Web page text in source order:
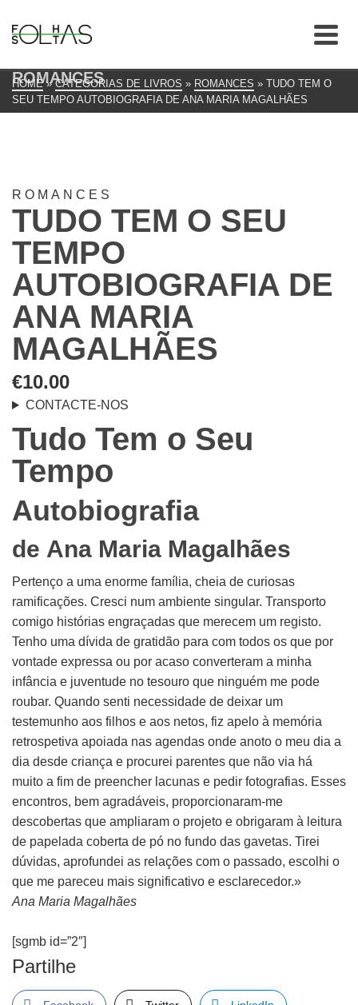
ROMANCES
HOME » CATEGORIAS DE LIVROS » ROMANCES » TUDO TEM O
SEU TEMPO AUTOBIOGRAFIA DE ANA MARIA MAGALHÃES
ROMANCES
TUDO TEM O SEU
TEMPO
AUTOBIOGRAFIA DE
ANA MARIA
MAGALHÃES
€10.00
CONTACTE-NOS
Tudo Tem o Seu
Tempo
Autobiografia
de Ana Maria Magalhães
Pertenço a uma enorme família, cheia de curiosas
ramificações. Cresci num ambiente singular. Transporto
comigo histórias engraçadas que merecem um registo.
Tenho uma dívida de gratidão para com todos os que por
vontade expressa ou por acaso converteram a minha
infância e juventude no tesouro que ninguém me pode
roubar. Quando senti necessidade de deixar um
testemunho aos filhos e aos netos, fiz apelo à memória
retrospetiva apoiada nas agendas onde anoto o meu dia a
dia desde criança e procurei parentes que não via há
muito a fim de preencher lacunas e pedir fotografias. Esses
encontros, bem agradáveis, proporcionaram-me
descobertas que ampliaram o projeto e obrigaram à leitura
de papelada coberta de pó no fundo das gavetas. Tirei
dúvidas, aprofundei as relações com o passado, escolhi o
que me pareceu mais significativo e esclarecedor.»
Ana Maria Magalhães
[sgmb id=”2″]
Partilhe